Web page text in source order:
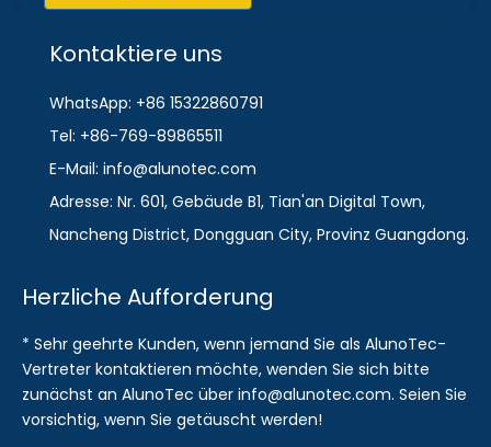
Kontaktiere uns
WhatsApp: +86 15322860791
Tel: +86-769-89865511
E-Mail: info@alunotec.com
Adresse: Nr. 601, Gebäude B1, Tian'an Digital Town,
Nancheng District, Dongguan City, Provinz Guangdong.
Herzliche Aufforderung
* Sehr geehrte Kunden, wenn jemand Sie als AlunoTec-
Vertreter kontaktieren möchte, wenden Sie sich bitte
zunächst an AlunoTec über info@alunotec.com. Seien Sie
vorsichtig, wenn Sie getäuscht werden!